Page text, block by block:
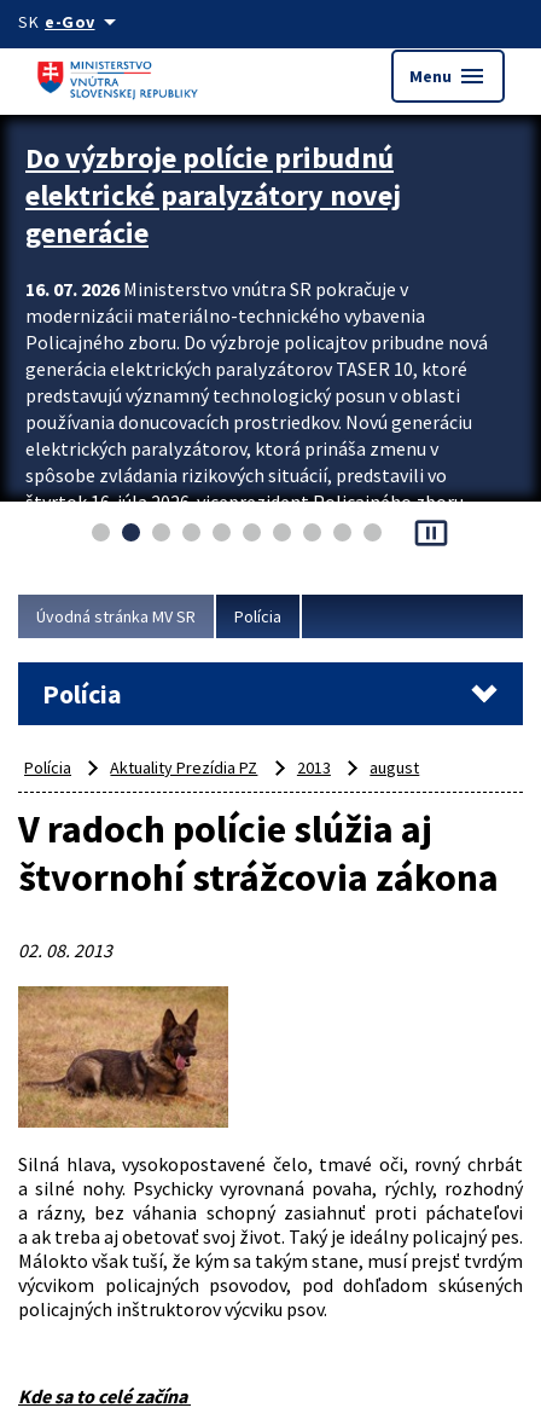
Preskocit na hlavný obsah
SK e-Govarrow_drop_down
Menu menu
Zastavit automatický posun upútavok
Do výzbroje polície pribudnú
elektrické paralyzátory novej
generácie
16. 07. 2026Ministerstvo vnútra SR pokračuje v
modernizácii materiálno-technického vybavenia
Policajného zboru. Do výzbroje policajtov pribudne nová
generácia elektrických paralyzátorov TASER 10, ktoré
predstavujú významný technologický posun v oblasti
používania donucovacích prostriedkov. Novú generáciu
elektrických paralyzátorov, ktorá prináša zmenu v
spôsobe zvládania rizikových situácií, predstavili vo
štvrtok 16. júla 2026 viceprezident Policajného zboru
Rastislav Polakovič a riaditeľ odboru výcviku...
pause_presentation
Úvodná stránka MV SR Polícia
Polícia
Polícia Aktuality Prezídia PZ 2013 august
V radoch polície slúžia aj
štvornohí strážcovia zákona
02. 08. 2013
Silná hlava, vysokopostavené čelo, tmavé oči, rovný chrbát
a silné nohy. Psychicky vyrovnaná povaha, rýchly, rozhodný
a rázny, bez váhania schopný zasiahnuť proti páchateľovi
a ak treba aj obetovať svoj život. Taký je ideálny policajný pes.
Málokto však tuší, že kým sa takým stane, musí prejsť tvrdým
výcvikom policajných psovodov, pod dohľadom skúsených
policajných inštruktorov výcviku psov.
Kde sa to celé začína